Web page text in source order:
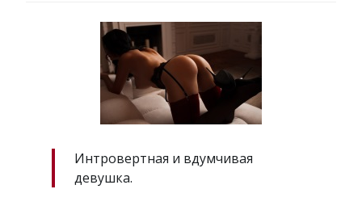
Интровертная и вдумчивая
девушка.